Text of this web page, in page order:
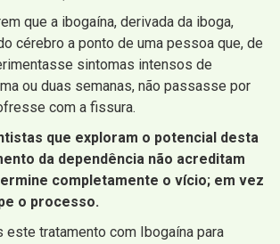
que a ibogaína, derivada da iboga,
cérebro a ponto de uma pessoa que, de
sintomas intensos de
ou duas semanas, não passasse por
com a fissura.
que exploram o potencial desta
da dependência não acreditam
completamente o vício; em vez
o processo.
este tratamento com Ibogaína para